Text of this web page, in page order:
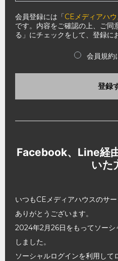
会員登録には「CEメディアハ
です。内容をご確認の上、ご同
る」にチェックをして、登録に
会員規約
登録
Facebook、Line経
いた
いつもCEメディアハウスのサ
ありがとうございます。
2024年2月26日をもってソーシ
しました。
ソーシャルログインを利用し